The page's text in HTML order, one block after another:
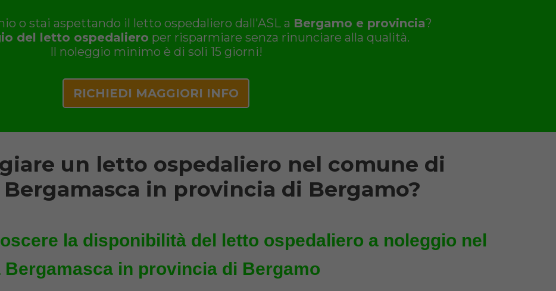
o stai aspettando il letto ospedaliero dall'ASL a Bergamo e provincia?
del letto ospedaliero per risparmiare senza rinunciare alla qualità.
Il noleggio minimo è di soli 15 giorni!
RICHIEDI MAGGIORI INFO
un letto ospedaliero nel comune di
in provincia di Bergamo?
la disponibilità del letto ospedaliero a noleggio nel
in provincia di Bergamo